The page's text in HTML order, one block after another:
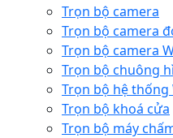
Trọn bộ camera
Trọn bộ camera
Trọn bộ camera
Trọn bộ chuông
Trọn bộ hệ thống
Trọn bộ khoá cửa
Trọn bộ máy